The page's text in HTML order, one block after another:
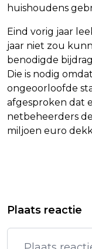
huishoudens
Eind vorig jaar
jaar niet zou
benodigde
Die is nodig
ongeoorloofde
afgesproken dat
netbeheerders
miljoen euro
FANS
BRENGEN
Plaats reactie